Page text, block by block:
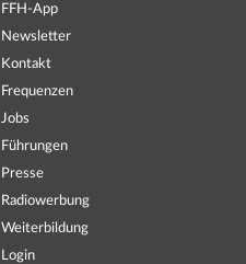
FFH-App
Newsletter
Kontakt
Frequenzen
Jobs
Führungen
Presse
Radiowerbung
Weiterbildung
Login